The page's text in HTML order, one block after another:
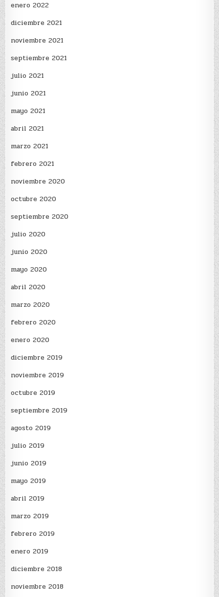
enero 2022
diciembre 2021
noviembre 2021
septiembre 2021
julio 2021
junio 2021
mayo 2021
abril 2021
marzo 2021
febrero 2021
noviembre 2020
octubre 2020
septiembre 2020
julio 2020
junio 2020
mayo 2020
abril 2020
marzo 2020
febrero 2020
enero 2020
diciembre 2019
noviembre 2019
octubre 2019
septiembre 2019
agosto 2019
julio 2019
junio 2019
mayo 2019
abril 2019
marzo 2019
febrero 2019
enero 2019
diciembre 2018
noviembre 2018